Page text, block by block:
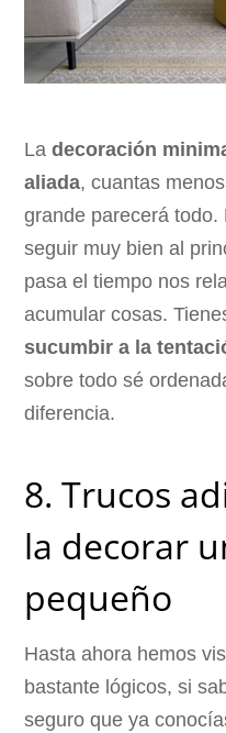
Ladecoración
aliada, cuantas
grande parecerá
seguir muy bien al
pasa el tiempo nos
acumular cosas.
sucumbir a la
sobre todo sé
diferencia.
8. Trucos
la decorar
pequeño
Hasta ahora hemos
bastante lógicos, si
seguro que ya